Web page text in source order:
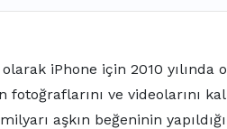
iPhone için 2010
ve videolarını
aşkın beğeninin